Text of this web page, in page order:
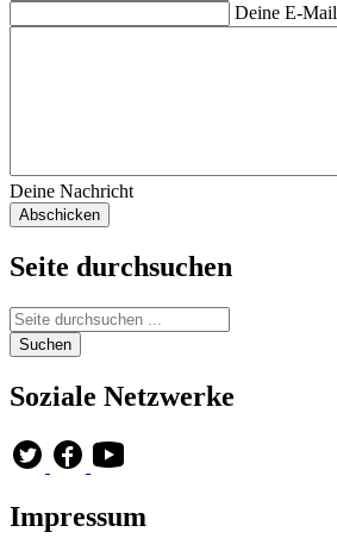
Deine E-Mail
Deine Nachricht
Seite durchsuchen
Soziale Netzwerke
Impressum